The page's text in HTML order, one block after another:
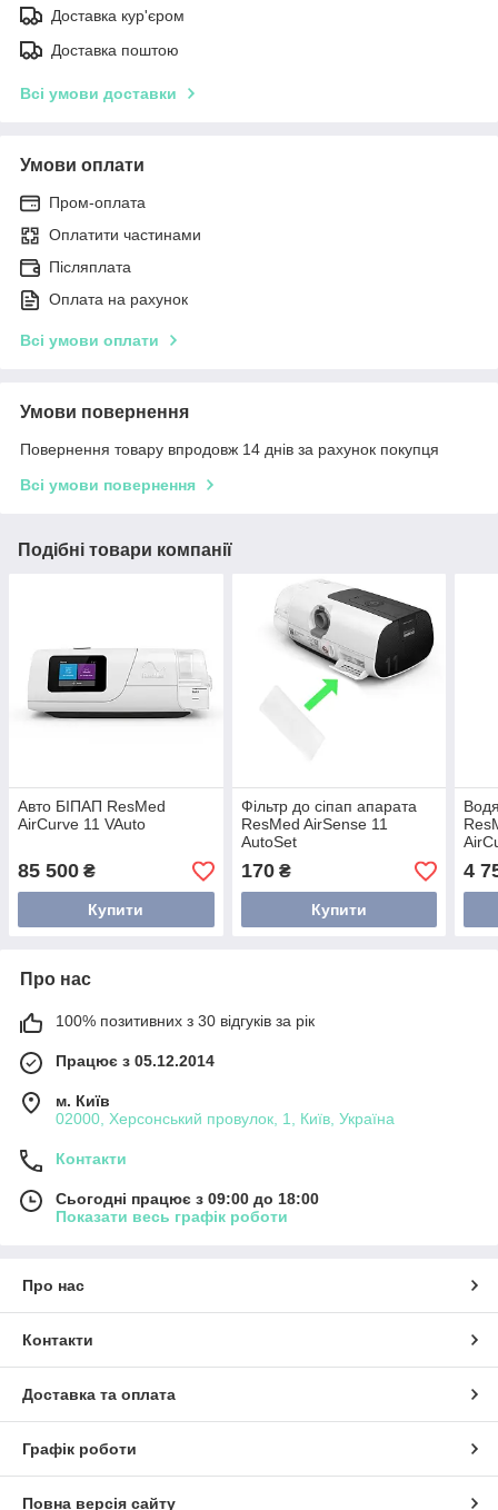
Доставка кур'єром
Доставка поштою
Всі умови доставки
Умови оплати
Пром-оплата
Оплатити частинами
Післяплата
Оплата на рахунок
Всі умови оплати
Умови повернення
Повернення товару впродовж 14 днів за рахунок покупця
Всі умови повернення
Подібні товари компанії
Авто БІПАП ResMed
AirCurve 11 VAuto
85 500 ₴
Купити
Фільтр до сіпап апарата
ResMed AirSense 11
AutoSet
170₴
Купити
4
Про нас
100% позитивних з 30 відгуків за рік
Працює з 05.12.2014
м. Київ
02000, Херсонський провулок, 1, Київ, Україна
Контакти
Сьогодні працює з 09:00 до 18:00
Показати весь графік роботи
Про нас
Контакти
Доставка та оплата
Графік роботи
Повна версія сайту